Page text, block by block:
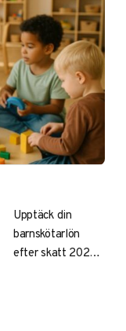
trender efter
senaste avtalen
från Kommunal.
Upptäck din
barnskötarlön
efter skatt 2025: